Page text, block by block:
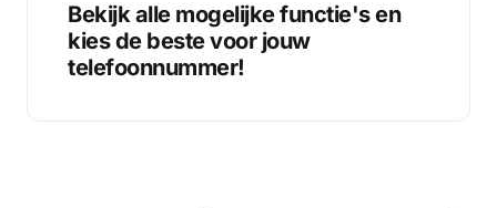
Bekijk alle mogelijke functie's en
kies de beste voor jouw
telefoonnummer!